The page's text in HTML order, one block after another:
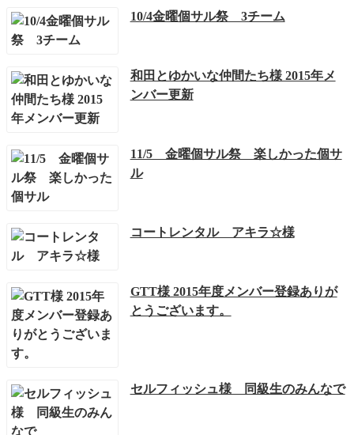
10/4金曜個サル祭 3チーム
和田とゆかいな仲間たち様 2015年メ
ンバー更新
11/5 金曜個サル祭 楽しかった個サ
ル
コートレンタル アキラ☆様
GTT様 2015年度メンバー登録ありが
とうございます。
セルフィッシュ様 同級生のみんなで